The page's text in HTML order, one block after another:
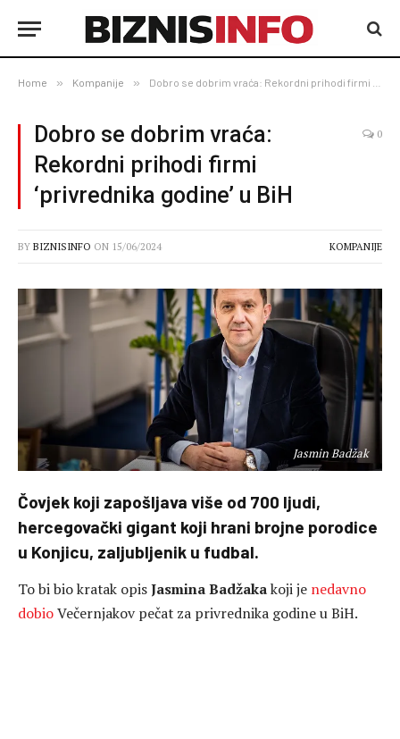
Home » Kompanije » Dobro se dobrim vraća: Rekordni prihodi firmi ‘privrednika godine’ u BiH
Dobro se dobrim vraća:
Rekordni prihodi firmi
‘privrednika godine’ u BiH
0
BY BIZNISINFO ON 15/06/2024 KOMPANIJE
Jasmin Badžak
Čovjek koji zapošljava više od 700 ljudi,
hercegovački gigant koji hrani brojne porodice
u Konjicu, zaljubljenik u fudbal.
To bi bio kratak opisJasmina Badžakakoji je nedavno
dobioVečernjakov pečat za privrednika godine u BiH.